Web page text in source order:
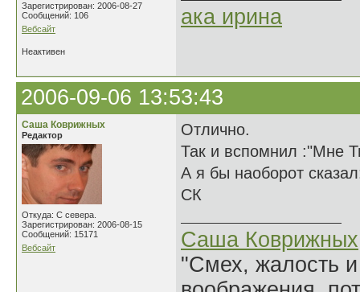
Зарегистрирован: 2006-08-27
Сообщений: 106
Вебсайт
ака ирина
Неактивен
2006-09-06 13:53:43
Саша Коврижных
Редактор
Откуда: С севера.
Зарегистрирован: 2006-08-15
Сообщений: 15171
Вебсайт
Отлично.
Так и вспомнил :"Мне
А я бы наоборот
СК
Саша Коврижных
"Смех, жалость